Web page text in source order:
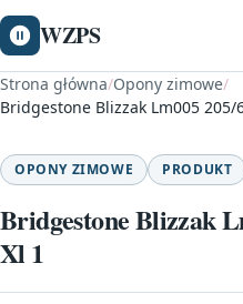
WZPS
Strona główna/Opony zimowe/
Bridgestone Blizzak Lm005 205/
OPONY ZIMOWE PRODUKT
Bridgestone Blizzak
Xl 1